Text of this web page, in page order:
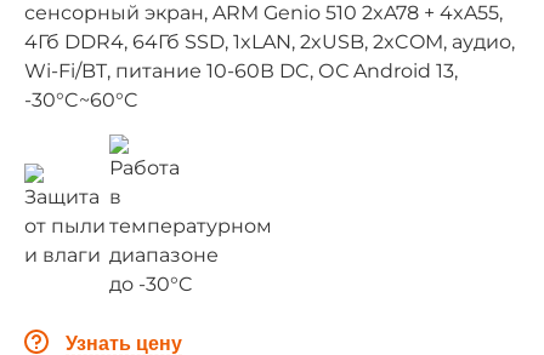
сенсорный экран, ARM Genio 510 2xA78 + 4xA55,
4Гб DDR4, 64Гб SSD, 1xLAN, 2xUSB, 2xCOM, аудио,
Wi-Fi/BT, питание 10-60В DC, ОС Android 13,
-30°C~60°C
Узнать цену